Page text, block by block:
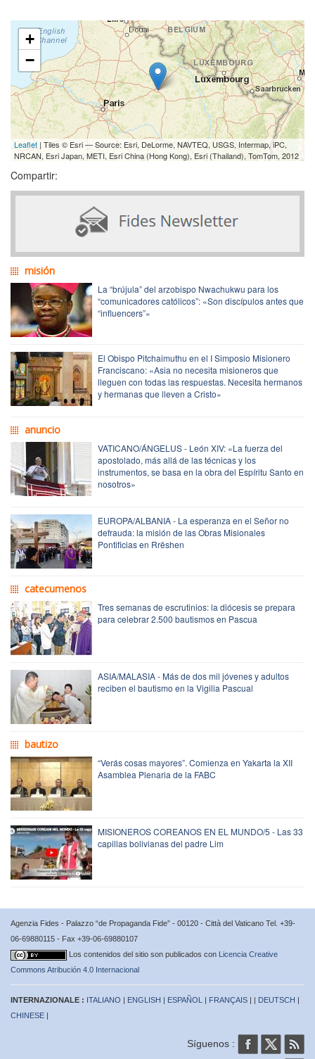
+
−
Leaflet | Tiles © Esri — Source: Esri, DeLorme, NAVTEQ, USGS, Intermap, iPC,
NRCAN, Esri Japan, METI, Esri China (Hong Kong), Esri (Thailand), TomTom, 2012
Compartir:
misión
La “brújula” del arzobispo Nwachukwu para los
“comunicadores católicos”: «Son discípulos antes que
“influencers”»
El Obispo Pitchaimuthu en el I Simposio Misionero
Franciscano: «Asia no necesita misioneros que
lleguen con todas las respuestas. Necesita hermanos
y hermanas que lleven a Cristo»
anuncio
VATICANO/ÁNGELUS - León XIV: «La fuerza del
apostolado, más allá de las técnicas y los
instrumentos, se basa en la obra del Espíritu Santo en
nosotros»
EUROPA/ALBANIA - La esperanza en el Señor no
defrauda: la misión de las Obras Misionales
Pontificias en Rrëshen
catecumenos
Tres semanas de escrutinios: la diócesis se prepara
para celebrar 2.500 bautismos en Pascua
ASIA/MALASIA - Más de dos mil jóvenes y adultos
reciben el bautismo en la Vigilia Pascual
bautizo
“Verás cosas mayores”. Comienza en Yakarta la XII
Asamblea Plenaria de la FABC
MISIONEROS COREANOS EN EL MUNDO/5 - Las 33
capillas bolivianas del padre Lim
Agenzia Fides - Palazzo “de Propaganda Fide” - 00120 - Città del Vaticano Tel. +39-
06-69880115 - Fax +39-06-69880107
Los contenidos del sitio son publicados con Licencia Creative
Commons Atribución 4.0 Internacional
INTERNAZIONALE : ITALIANO | ENGLISH | ESPAÑOL | FRANÇAIS | | DEUTSCH |
CHINESE |
Síguenos :